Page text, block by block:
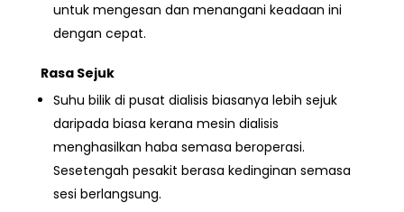
untuk mengesan dan menangani keadaan ini
dengan cepat.
Rasa Sejuk
Suhu bilik di pusat dialisis biasanya lebih sejuk
daripada biasa kerana mesin dialisis
menghasilkan haba semasa beroperasi.
Sesetengah pesakit berasa kedinginan semasa
sesi berlangsung.